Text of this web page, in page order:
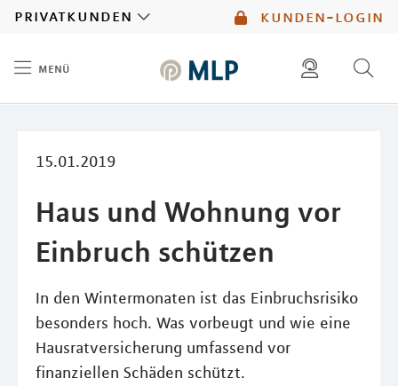
kunden-login
privatkunden
menü
15.01.2019
Haus und Wohnung vor
Einbruch schützen
In den Wintermonaten ist das Einbruchsrisiko
besonders hoch. Was vorbeugt und wie eine
Hausratversicherung umfassend vor
finanziellen Schäden schützt.